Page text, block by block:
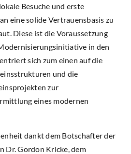
Besuche und erste
eine solide Vertrauensbasis zu
Diese ist die Voraussetzung
in den
sich zum einen auf die
und die
zur
eines modernen
dankt dem Botschafter der
Dr. Gordon Kricke, dem